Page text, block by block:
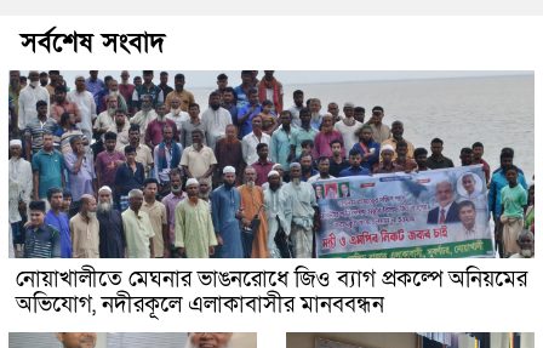
সর্বশেষ সংবাদ
নোয়াখালীতে মেঘনার ভাঙনরোধে জিও ব্যাগ প্রকল্পে অনিয়মের
অভিযোগ, নদীরকূলে এলাকাবাসীর মানববন্ধন